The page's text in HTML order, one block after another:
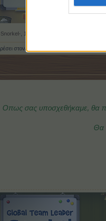
Snorkel- 13/4/15
στον/ην
Οπως σας υποσχεθήκαμε, θα
Θα